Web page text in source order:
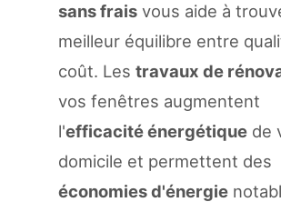
sans frais vous aide à
meilleur équilibre entre
coût. Les travaux de
vos fenêtres augmentent
l'efficacité énergétique de
domicile et permettent des
économies d'énergie